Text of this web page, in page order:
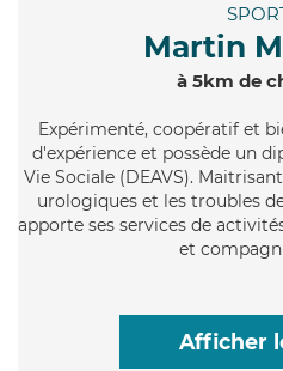
Martin
à 5km de
Expérimenté, coopératif et
d'expérience et possède un
Vie Sociale (DEAVS).
urologiques et les troubles
apporte ses services de
et
Afficher